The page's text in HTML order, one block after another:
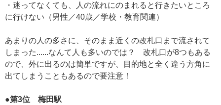
・迷ってなくても、人の流れにのまれると行きたいところ
に行けない（男性／40歳／学校・教育関連）
あまりの人の多さに、そのまま近くの改札口まで流されて
しまった......なんて人も多いのでは？ 改札口が8つもある
ので、外に出るのは簡単ですが、目的地と全く違う方角に
出てしまうこともあるので要注意！
●第3位 梅田駅